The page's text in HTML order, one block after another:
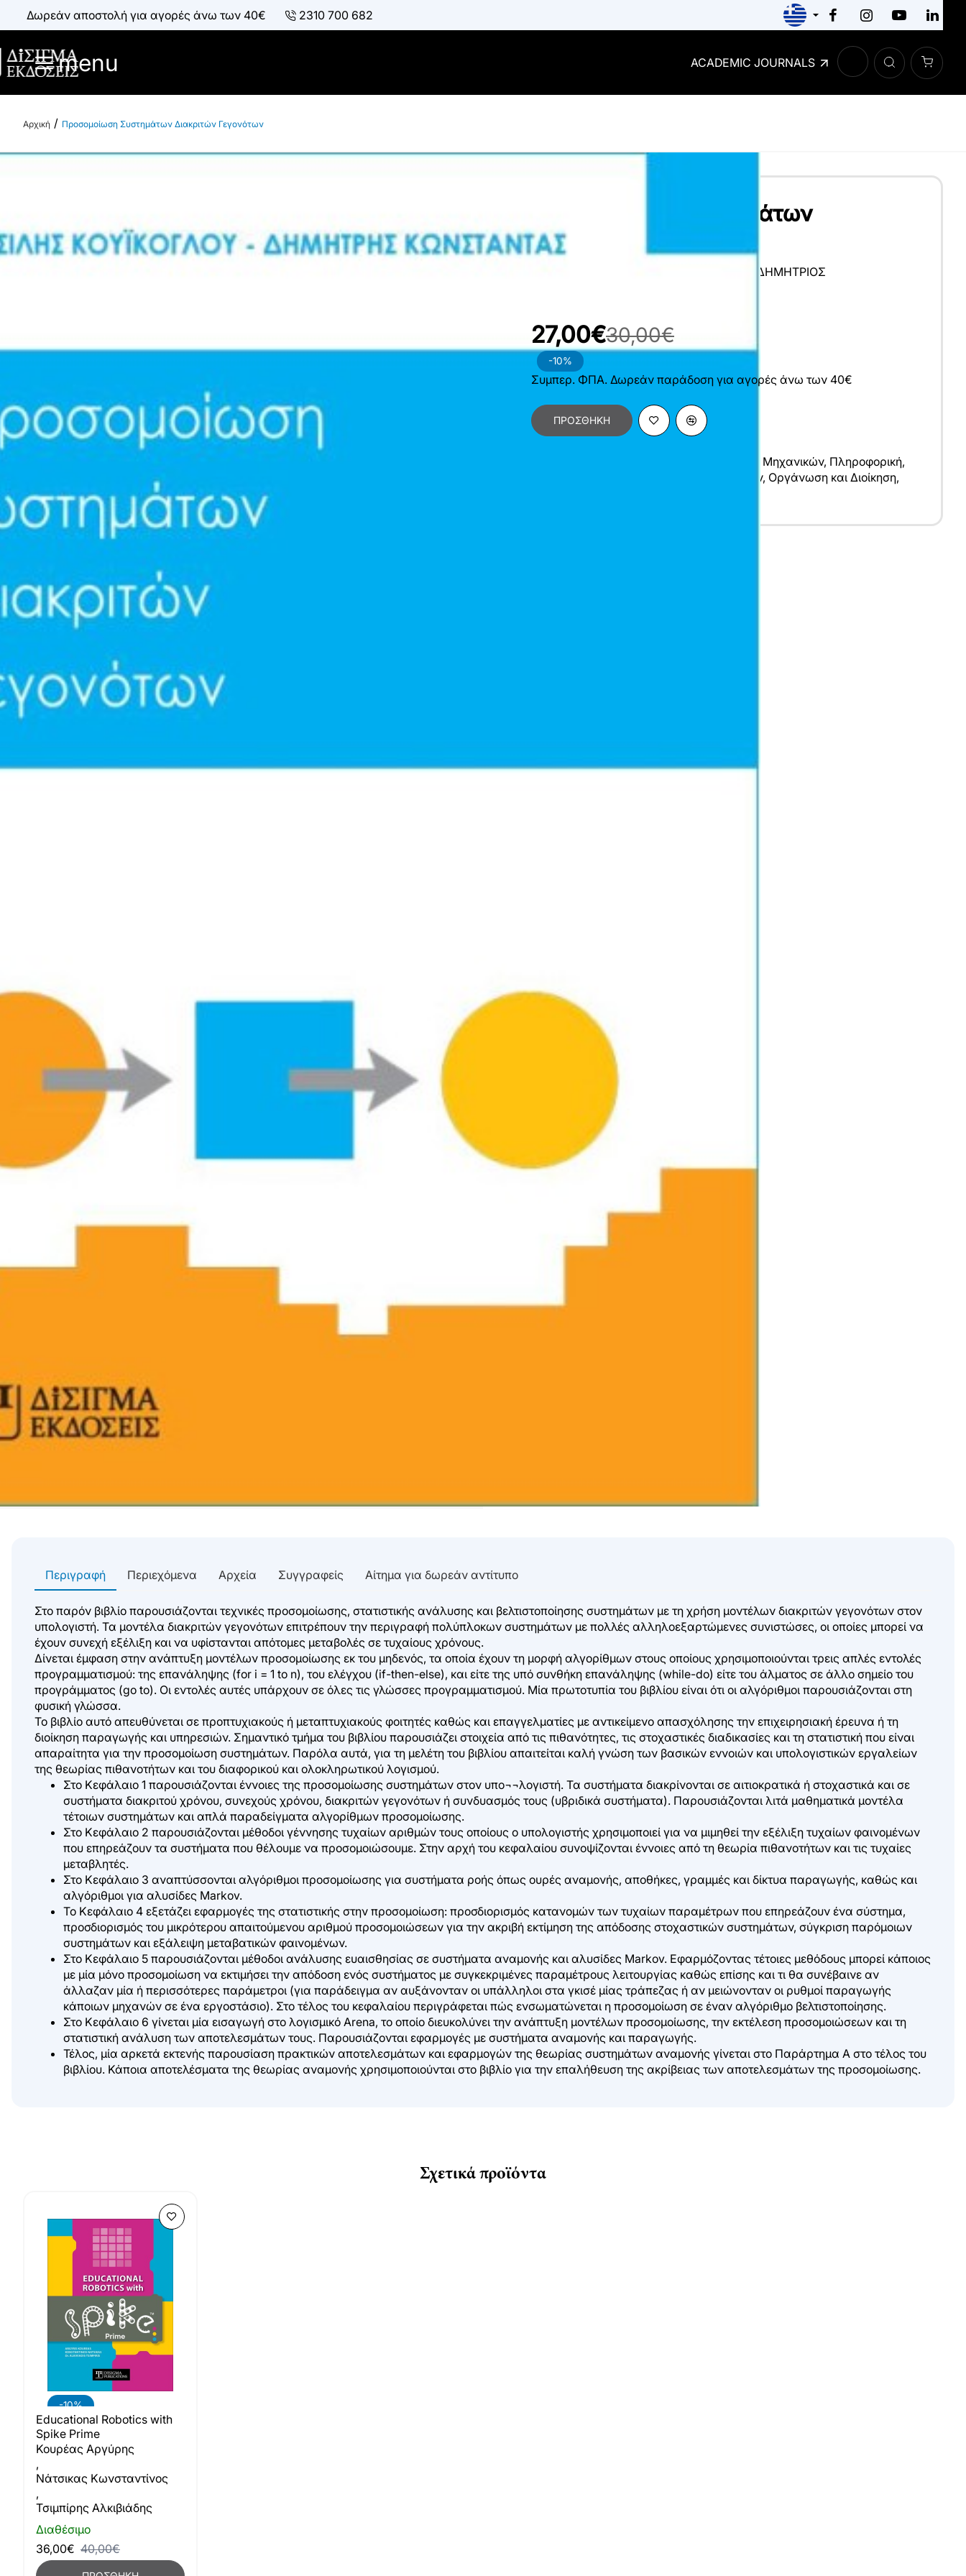
Δωρεάν αποστολή για αγορές άνω των 40€ 2310 700 682
menu ACADEMIC JOURNALS
m
Προσομοίωση Συστημάτων Διακριτών Γεγονότων
Προσομοίωση Συστημάτων
Διακριτών Γεγονότων
ΚΩΝΣΤΑΝΤΆΣ ΔΗΜΉΤΡΙΟΣ
-10%
27,00€30,00€
Συμπερ. ΦΠΑ. Δωρεάν παράδοση για αγορές άνω των 40€
ΠΡΟΣΘΉΚΗ
Επιστήμες Μηχανικών, Πληροφορική,
Ηλεκτρολόγων & Μηχανικών Υπολογιστών, Οργάνωση και Διοίκηση,
Περιγραφή Περιεχόμενα Αρχεία Συγγραφείς Αίτημα για δωρεάν αντίτυπο
Στο παρόν βιβλίο παρουσιάζονται τεχνικές προσομοίωσης, στατιστικής ανάλυσης και βελτιστοποίησης συστημάτων με τη χρήση μοντέλων διακριτών γεγονότων στον
υπολογιστή. Τα μοντέλα διακριτών γεγονότων επιτρέπουν την περιγραφή πολύπλοκων συστημάτων με πολλές αλληλοεξαρτώμενες συνιστώσες, οι οποίες μπορεί να
έχουν συνεχή εξέλιξη και να υφίστανται απότομες μεταβολές σε τυχαίους χρόνους.
Δίνεται έμφαση στην ανάπτυξη μοντέλων προσομοίωσης εκ του μηδενός, τα οποία έχουν τη μορφή αλγορίθμων στους οποίους χρησιμοποιούνται τρεις απλές εντολές
προγραμματισμού: της επανάληψης (for i = 1 to n), του ελέγχου (if-then-else), και είτε της υπό συνθήκη επανάληψης (while-do) είτε του άλματος σε άλλο σημείο του
προγράμματος (go to). Οι εντολές αυτές υπάρχουν σε όλες τις γλώσσες προγραμματισμού. Μία πρωτοτυπία του βιβλίου είναι ότι οι αλγόριθμοι παρουσιάζονται στη
φυσική γλώσσα.
Το βιβλίο αυτό απευθύνεται σε προπτυχιακούς ή μεταπτυχιακούς φοιτητές καθώς και επαγγελματίες με αντικείμενο απασχόλησης την επιχειρησιακή έρευνα ή τη
διοίκηση παραγωγής και υπηρεσιών. Σημαντικό τμήμα του βιβλίου παρουσιάζει στοιχεία από τις πιθανότητες, τις στοχαστικές διαδικασίες και τη στατιστική που είναι
απαραίτητα για την προσομοίωση συστημάτων. Παρόλα αυτά, για τη μελέτη του βιβλίου απαιτείται καλή γνώση των βασικών εννοιών και υπολογιστικών εργαλείων
της θεωρίας πιθανοτήτων και του διαφορικού και ολοκληρωτικού λογισμού.
Στο Κεφάλαιο 1 παρουσιάζονται έννοιες της προσομοίωσης συστημάτων στον υπο¬¬λογιστή. Τα συστήματα διακρίνονται σε αιτιοκρατικά ή στοχαστικά και σε
συστήματα διακριτού χρόνου, συνεχούς χρόνου, διακριτών γεγονότων ή συνδυασμός τους (υβριδικά συστήματα). Παρουσιάζονται λιτά μαθηματικά μοντέλα
τέτοιων συστημάτων και απλά παραδείγματα αλγορίθμων προσομοίωσης.
Στο Κεφάλαιο 2 παρουσιάζονται μέθοδοι γέννησης τυχαίων αριθμών τους οποίους ο υπολογιστής χρησιμοποιεί για να μιμηθεί την εξέλιξη τυχαίων φαινομένων
που επηρεάζουν τα συστήματα που θέλουμε να προσομοιώσουμε. Στην αρχή του κεφαλαίου συνοψίζονται έννοιες από τη θεωρία πιθανοτήτων και τις τυχαίες
μεταβλητές.
Στο Κεφάλαιο 3 αναπτύσσονται αλγόριθμοι προσομοίωσης για συστήματα ροής όπως ουρές αναμονής, αποθήκες, γραμμές και δίκτυα παραγωγής, καθώς και
αλγόριθμοι για αλυσίδες Markov.
Το Κεφάλαιο 4 εξετάζει εφαρμογές της στατιστικής στην προσομοίωση: προσδιορισμός κατανομών των τυχαίων παραμέτρων που επηρεάζουν ένα σύστημα,
προσδιορισμός του μικρότερου απαιτούμενου αριθμού προσομοιώσεων για την ακριβή εκτίμηση της απόδοσης στοχαστικών συστημάτων, σύγκριση παρόμοιων
συστημάτων και εξάλειψη μεταβατικών φαινομένων.
Στο Κεφάλαιο 5 παρουσιάζονται μέθοδοι ανάλυσης ευαισθησίας σε συστήματα αναμονής και αλυσίδες Markov. Εφαρμόζοντας τέτοιες μεθόδους μπορεί κάποιος
με μία μόνο προσομοίωση να εκτιμήσει την απόδοση ενός συστήματος με συγκεκριμένες παραμέτρους λειτουργίας καθώς επίσης και τι θα συνέβαινε αν
άλλαζαν μία ή περισσότερες παράμετροι (για παράδειγμα αν αυξάνονταν οι υπάλληλοι στα γκισέ μίας τράπεζας ή αν μειώνονταν οι ρυθμοί παραγωγής
κάποιων μηχανών σε ένα εργοστάσιο). Στο τέλος του κεφαλαίου περιγράφεται πώς ενσωματώνεται η προσομοίωση σε έναν αλγόριθμο βελτιστοποίησης.
Στο Κεφάλαιο 6 γίνεται μία εισαγωγή στο λογισμικό Arena, το οποίο διευκολύνει την ανάπτυξη μοντέλων προσομοίωσης, την εκτέλεση προσομοιώσεων και τη
στατιστική ανάλυση των αποτελεσμάτων τους. Παρουσιάζονται εφαρμογές με συστήματα αναμονής και παραγωγής.
Τέλος, μία αρκετά εκτενής παρουσίαση πρακτικών αποτελεσμάτων και εφαρμογών της θεωρίας συστημάτων αναμονής γίνεται στο Παράρτημα Α στο τέλος του
βιβλίου. Κάποια αποτελέσματα της θεωρίας αναμονής χρησιμοποιούνται στο βιβλίο για την επαλήθευση της ακρίβειας των αποτελεσμάτων της προσομοίωσης.
Σχετικά προϊόντα
-10%
Διαθέσιμο
Educational Robotics with
Spike Prime
Κουρέας Αργύρης
,
Νάτσικας Κωνσταντίνος
,
Τσιμπίρης Αλκιβιάδης
36,00€ 40,00€